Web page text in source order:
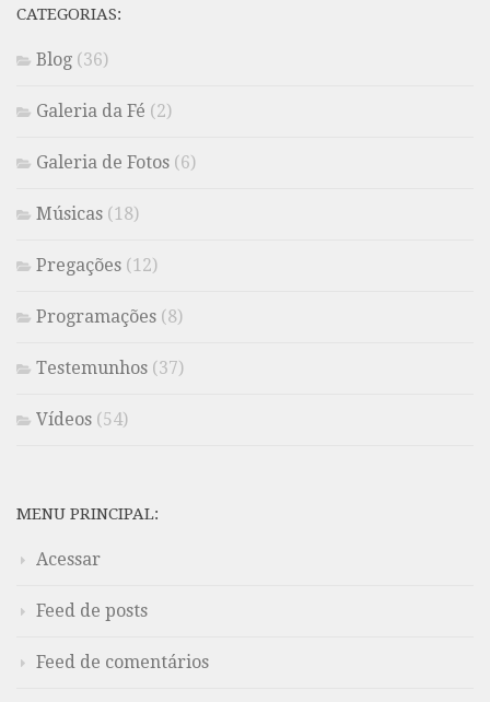
CATEGORIAS:
Blog (36)
Galeria da Fé (2)
Galeria de Fotos (6)
Músicas (18)
Pregações (12)
Programações (8)
Testemunhos (37)
Vídeos (54)
MENU PRINCIPAL:
Acessar
Feed de posts
Feed de comentários